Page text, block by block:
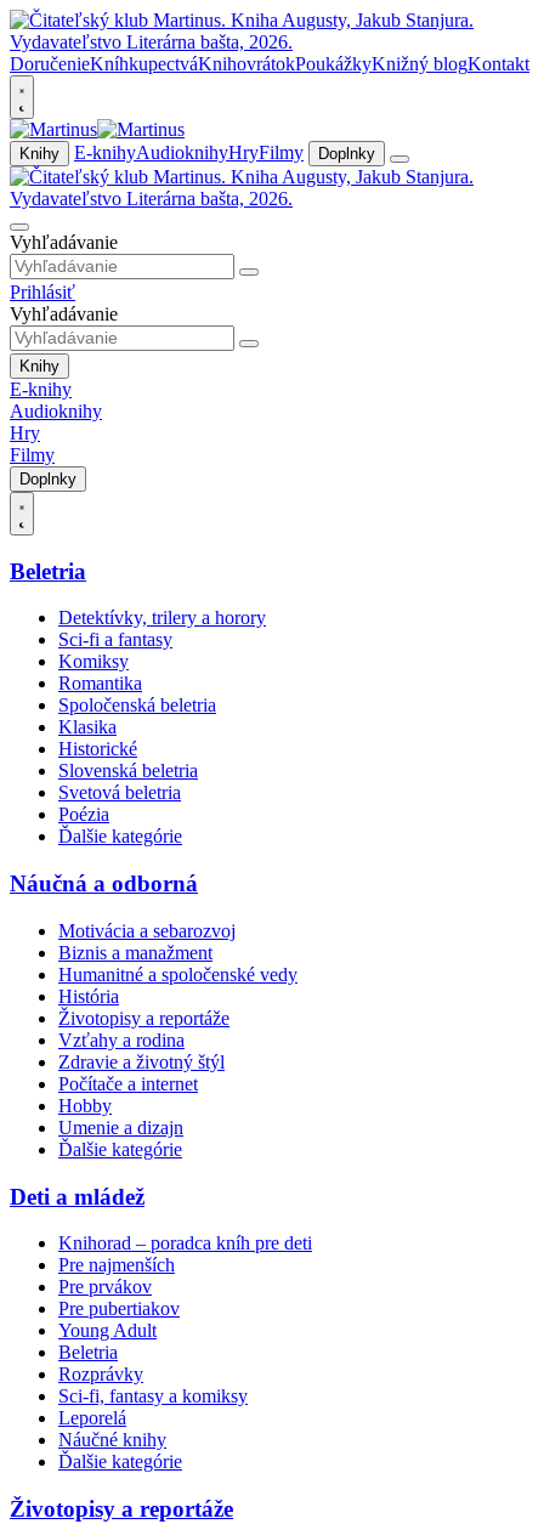
DoručenieKníhkupectváKnihovrátokPoukážkyKnižný blogKontakt
Knihy E-knihyAudioknihyHryFilmy Doplnky
Vyhľadávanie
Prihlásiť
Vyhľadávanie
Knihy
E-knihy
Audioknihy
Hry
Filmy
Doplnky
Beletria
Detektívky, trilery a horory
Sci-fi a fantasy
Komiksy
Romantika
Spoločenská beletria
Klasika
Historické
Slovenská beletria
Svetová beletria
Poézia
Ďalšie kategórie
Náučná a odborná
Motivácia a sebarozvoj
Biznis a manažment
Humanitné a spoločenské vedy
História
Životopisy a reportáže
Vzťahy a rodina
Zdravie a životný štýl
Počítače a internet
Hobby
Umenie a dizajn
Ďalšie kategórie
Deti a mládež
Knihorad – poradca kníh pre deti
Pre najmenších
Pre prvákov
Pre pubertiakov
Young Adult
Beletria
Rozprávky
Sci-fi, fantasy a komiksy
Leporelá
Náučné knihy
Ďalšie kategórie
Životopisy a reportáže